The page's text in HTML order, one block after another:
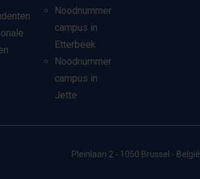
Noodnummer
campus in
Etterbeek
Noodnummer
campus in
Jette
Pleinlaan 2 - 1050 Brussel - België